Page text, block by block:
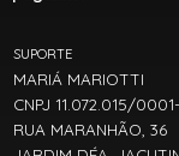
SUPORTE
MARIÁ MARIOTTI
CNPJ 11.072.015/
RUA MARANHÃO, 36